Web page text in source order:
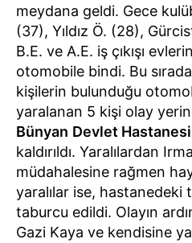
meydana geldi. Gece
(37), Yıldız Ö. (28),
B.E. ve A.E. iş çıkışı
otomobile bindi. Bu
kişilerin bulunduğu
yaralanan 5 kişi olay
Bünyan Devlet Hastanesi
kaldırıldı. Yaralılardan
müdahalesine rağmen
yaralılar ise, hastanedeki
taburcu edildi. Olayın
Gazi Kaya ve kendisine